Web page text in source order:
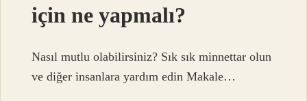
için ne yapmalı?
Nasıl mutlu olabilirsiniz? Sık sık minnettar olun
ve diğer insanlara yardım edin Makale…